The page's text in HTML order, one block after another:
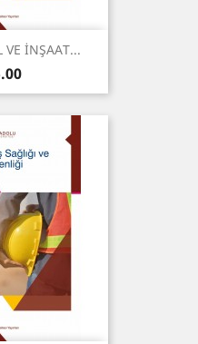
VE İNŞAAT...